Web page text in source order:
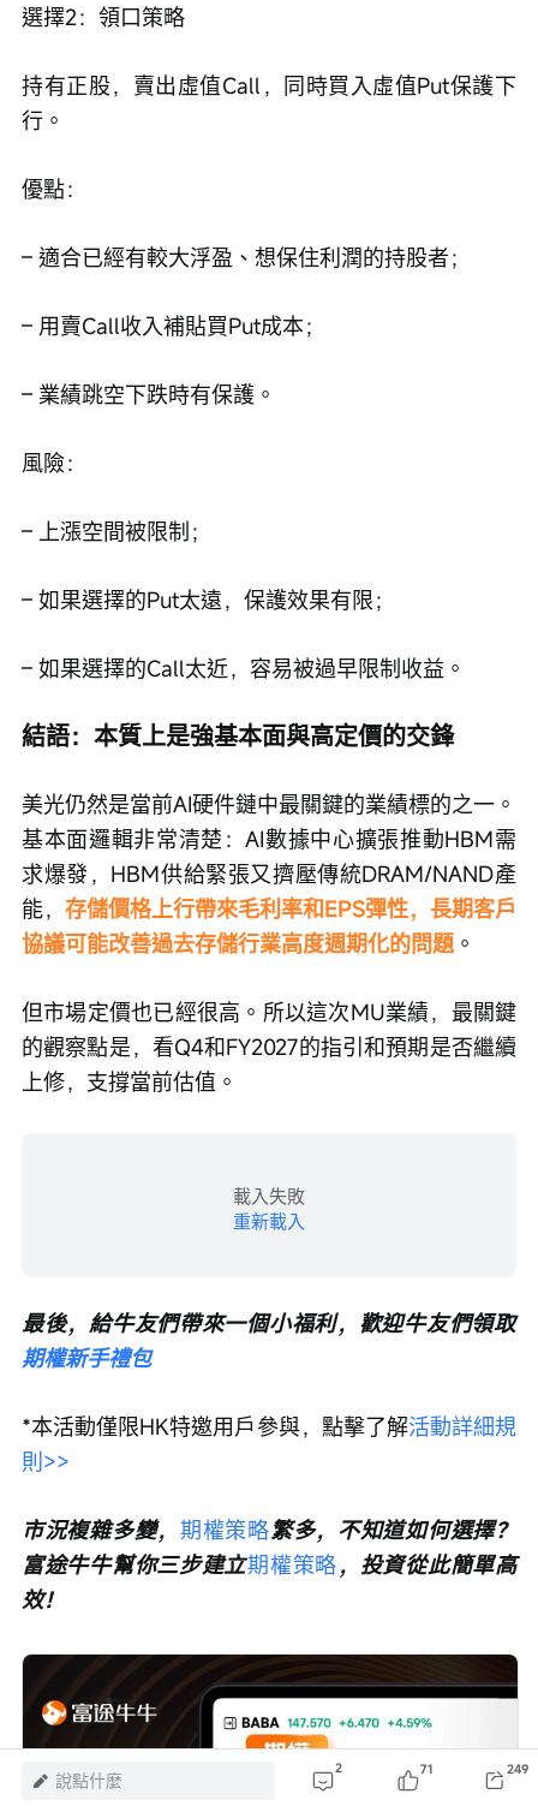
選擇2：領口策略
持有正股，賣出虛值Call，同時買入虛值Put保護下
行。
優點：
– 適合已經有較大浮盈、想保住利潤的持股者；
– 用賣Call收入補貼買Put成本；
– 業績跳空下跌時有保護。
風險：
– 上漲空間被限制；
– 如果選擇的Put太遠，保護效果有限；
– 如果選擇的Call太近，容易被過早限制收益。
結語：本質上是強基本面與高定價的交鋒
美光仍然是當前AI硬件鏈中最關鍵的業績標的之一。
基本面邏輯非常清楚：AI數據中心擴張推動HBM需
求爆發，HBM供給緊張又擠壓傳統DRAM/NAND產
能， 存儲價格上行帶來毛利率和EPS彈性，長期客戶
協議可能改善過去存儲行業高度週期化的問題。
但市場定價也已經很高。所以這次MU業績，最關鍵
的觀察點是，看Q4和FY2027的指引和預期是否繼續
上修，支撐當前估值。
載入失敗
重新載入
最後，給牛友們帶來一個小福利，歡迎牛友們領取
期權新手禮包
*本活動僅限HK特邀用戶參與，點擊了解活動詳細規
則>>
市況複雜多變， 期權策略繁多，不知道如何選擇？
富途牛牛幫你三步建立期權策略，投資從此簡單高
效！
說點什麼
2 71 249